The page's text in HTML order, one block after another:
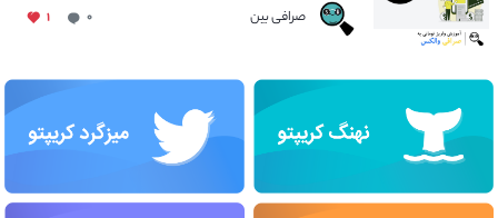
صرافی بین ۰ ۱